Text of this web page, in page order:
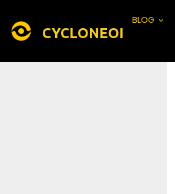
CYCLONEOI
BLOG